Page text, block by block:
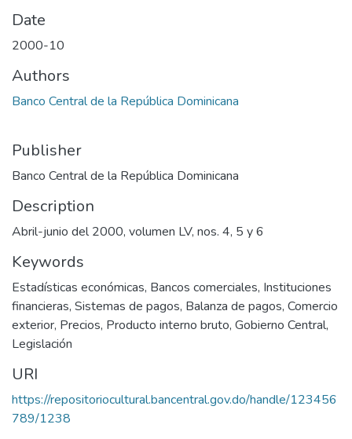
Date
2000-10
Authors
Banco Central de la República Dominicana
Publisher
Banco Central de la República Dominicana
Description
Abril-junio del 2000, volumen LV, nos. 4, 5 y 6
Keywords
Estadísticas económicas, Bancos comerciales, Instituciones
financieras, Sistemas de pagos, Balanza de pagos, Comercio
exterior, Precios, Producto interno bruto, Gobierno Central,
Legislación
URI
https://repositoriocultural.bancentral.gov.do/handle/123456
789/1238